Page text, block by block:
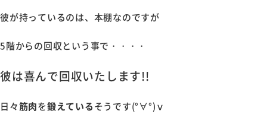
彼が持っているのは、本棚なのですが
5階からの回収という事で・・・・
彼は喜んで回収いたします!!
日々筋肉を鍛えているそうです(°∀°)ｖ